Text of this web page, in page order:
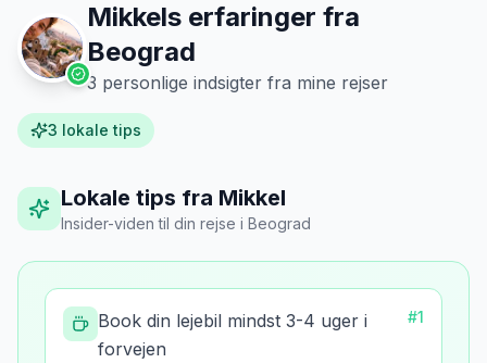
Mikkels erfaringer fra
Beograd
3 personlige indsigter fra mine rejser
3 lokale tips
Lokale tips fra Mikkel
Insider-viden til din rejse i Beograd
Book din lejebil mindst 3-4 uger i
forvejen
#1